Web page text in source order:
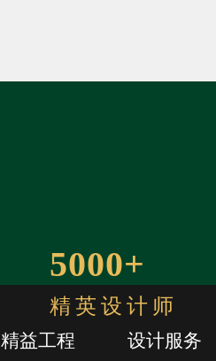
5000+
精英设计师
精益工程 设计服务